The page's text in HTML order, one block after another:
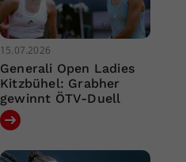
15.07.2026
Generali Open Ladies
Kitzbühel: Grabher
gewinnt ÖTV-Duell